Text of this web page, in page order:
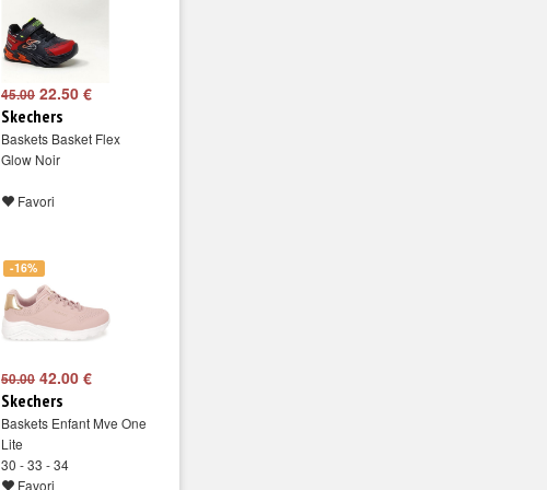
45.00 22.50 €
Skechers
Baskets Basket Flex
Glow Noir
Favori
-16%
50.00 42.00 €
Skechers
Baskets Enfant Mve One
Lite
30 - 33 - 34
Favori